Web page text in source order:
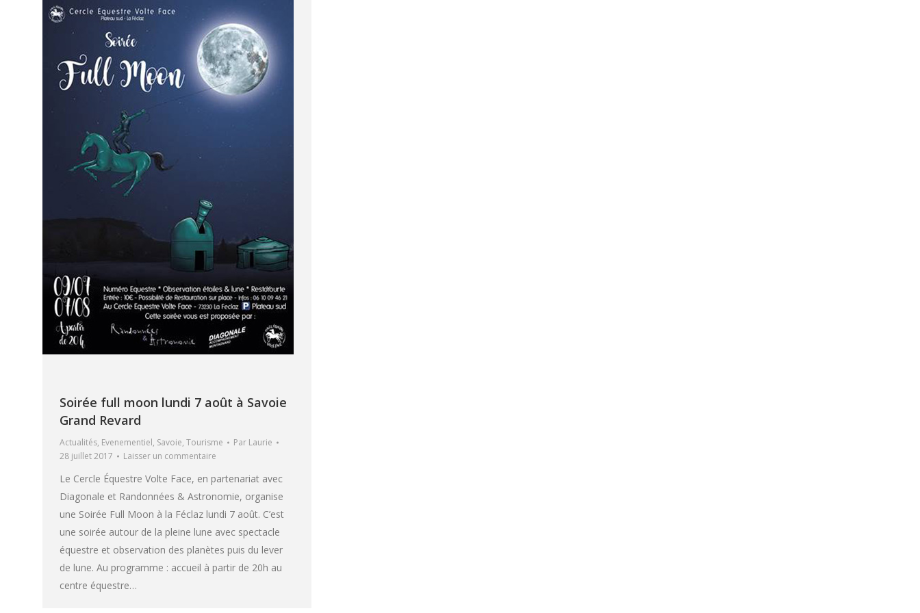
Soirée full moon lundi 7 août à Savoie
Grand Revard
Actualités, Evenementiel, Savoie, Tourisme Par Laurie
28 juillet 2017
Laisser un commentaire
Le Cercle Équestre Volte Face, en partenariat avec
Diagonale et Randonnées & Astronomie, organise
une Soirée Full Moon à la Féclaz lundi 7 août. C’est
une soirée autour de la pleine lune avec spectacle
équestre et observation des planètes puis du lever
de lune. Au programme : accueil à partir de 20h au
centre équestre…